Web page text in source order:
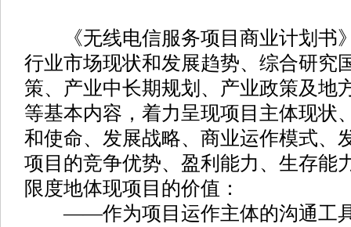
《无线电信服务项目商业计划书
行业市场现状和发展趋势、综合研究
策、产业中长期规划、产业政策及地
等基本内容，着力呈现项目主体现状
和使命、发展战略、商业运作模式、
项目的竞争优势、盈利能力、生存能
限度地体现项目的价值：
——作为项目运作主体的沟通工具